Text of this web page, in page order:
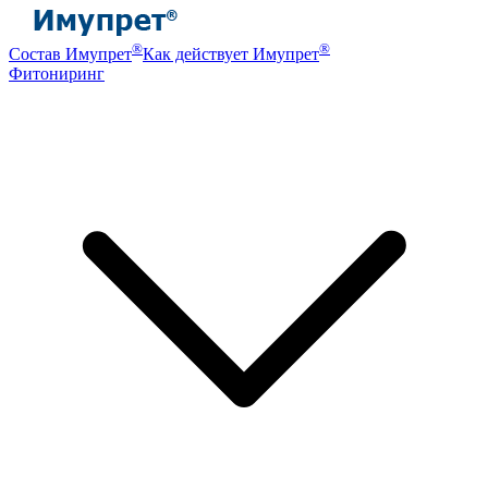
Состав Имупрет®Как действует Имупрет®
Фитониринг